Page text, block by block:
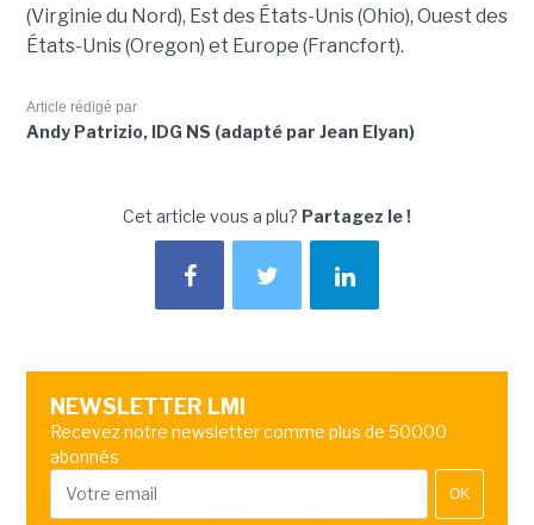
(Virginie du Nord), Est des États-Unis (Ohio), Ouest des
États-Unis (Oregon) et Europe (Francfort).
Article rédigé par
Andy Patrizio, IDG NS (adapté par Jean Elyan)
Cet article vous a plu? Partagez le !
NEWSLETTER LMI
Recevez notre newsletter comme plus de 50000
abonnés
OK